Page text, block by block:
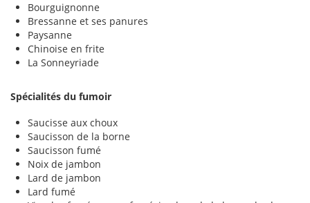
Bourguignonne
Bressanne et ses panures
Paysanne
Chinoise en frite
La Sonneyriade
Spécialités du fumoir
Saucisse aux choux
Saucisson de la borne
Saucisson fumé
Noix de jambon
Lard de jambon
Lard fumé